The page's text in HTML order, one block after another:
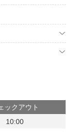
ックアウト
10:00